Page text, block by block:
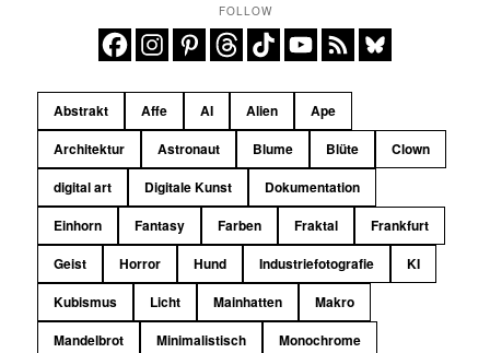
FOLLOW
Abstrakt Affe AI Alien
Ape
Architektur
Astronaut Blume Blüte
Clown
digital art
Digitale Kunst
Dokumentation
Einhorn
Fantasy Farben Fraktal
Frankfurt
Geist
Horror Hund Industriefotografie
KI
Kubismus
Licht Mainhatten
Makro
Mandelbrot
Minimalistisch Monochrome